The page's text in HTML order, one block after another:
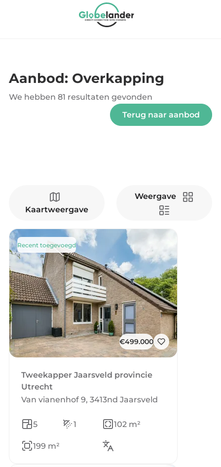
Aanbod: Overkapping
We hebben 81 resultaten gevonden
Terug naar aanbod
Kaartweergave
Weergave
Recent toegevoegd
€499.000
Tweekapper Jaarsveld provincie
Utrecht
Van vianenhof 9, 3413nd Jaarsveld
5 1 102 m²
199 m²